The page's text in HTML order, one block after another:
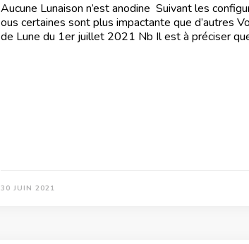
Aucune Lunaison n’est anodine Suivant les
ous certaines sont plus impactante que d’autres
de Lune du 1er juillet 2021 Nb Il est à préciser
30 JUIN 2021